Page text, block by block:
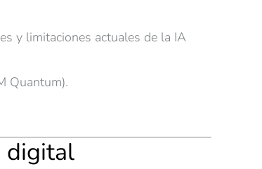
y limitaciones actuales de la IA
Quantum).
digital